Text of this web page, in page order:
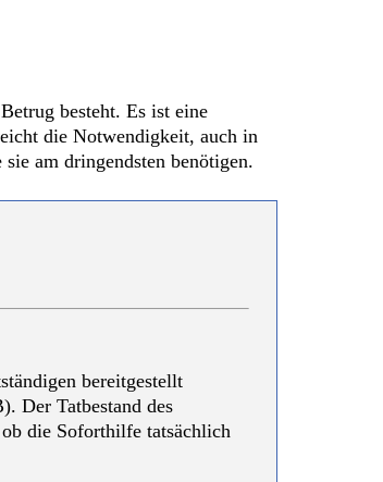
besteht. Es ist eine
die Notwendigkeit, auch in
am dringendsten benötigen.
bereitgestellt
Der Tatbestand des
die Soforthilfe tatsächlich